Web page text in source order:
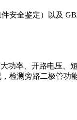
安全鉴定）以及
功率、开路电压
检测旁路二极管功